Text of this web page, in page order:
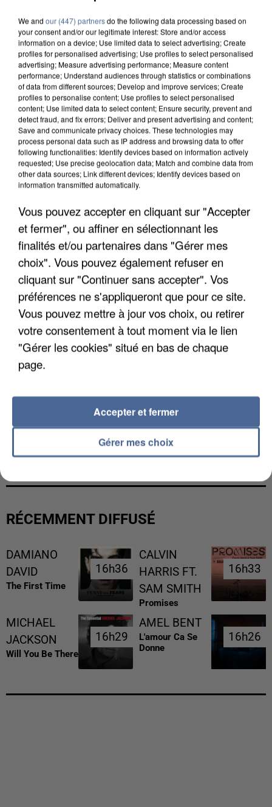
UNE TOURISTE DE L’OISE EMPORTÉE PAR UNE
COULÉE DE BOUE EN HAUTE-SAVOIE
LES DONNÉES DE 300 000 CLIENTS DÉROBÉES À
INTERMARCHÉ APRÈS UNE...
RÉCEMMENT DIFFUSÉ
DAMIANO
DAVID
The First Time
16h36
16h36
CALVIN
HARRIS FT.
SAM SMITH
Promises
16h33
16h33
MICHAEL
JACKSON
Will You Be There
16h29
16h29
AMEL BENT
L'amour Ca Se
Donne
16h26
16h26
We and our (447) partnersdo the following data processing based on
your consent and/or our legitimate interest: Store and/or access
information on a device; Use limited data to select advertising; Create
profiles for personalised advertising; Use profiles to select personalised
advertising; Measure advertising performance; Measure content
performance; Understand audiences through statistics or combinations
of data from different sources; Develop and improve services; Create
profiles to personalise content; Use profiles to select personalised
content; Use limited data to select content; Ensure security, prevent and
detect fraud, and fix errors; Deliver and present advertising and content;
Save and communicate privacy choices. These technologies may
process personal data such as IP address and browsing data to offer
following functionalities: Identify devices based on information actively
requested; Use precise geolocation data; Match and combine data from
other data sources; Link different devices; Identify devices based on
information transmitted automatically.
Vous pouvez accepter en cliquant sur "Accepter
et fermer", ou affiner en sélectionnant les
finalités et/ou partenaires dans "Gérer mes
choix". Vous pouvez également refuser en
cliquant sur "Continuer sans accepter". Vos
préférences ne s'appliqueront que pour ce site.
Vous pouvez mettre à jour vos choix, ou retirer
votre consentement à tout moment via le lien
"Gérer les cookies" situé en bas de chaque
page.
Gérer mes choix
Accepter et fermer